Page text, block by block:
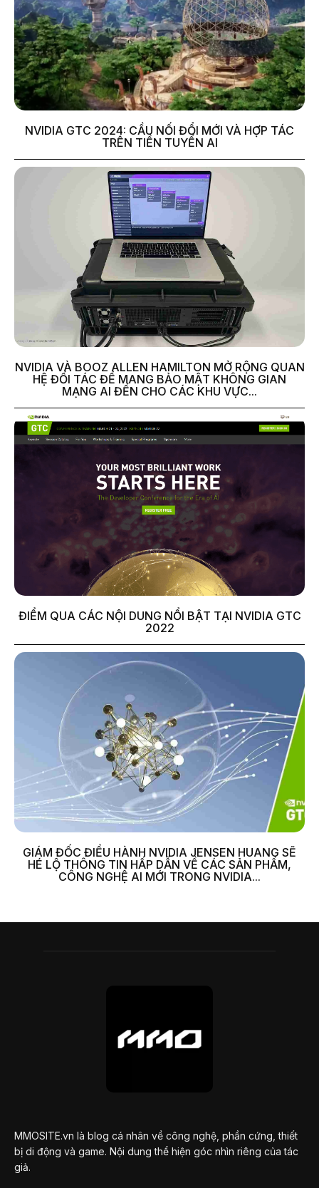
NVIDIA GTC 2024: CẦU NỐI ĐỔI MỚI VÀ HỢP TÁC
TRÊN TIỀN TUYẾN AI
NVIDIA VÀ BOOZ ALLEN HAMILTON MỞ RỘNG QUAN
HỆ ĐỐI TÁC ĐỂ MANG BẢO MẬT KHÔNG GIAN
MẠNG AI ĐẾN CHO CÁC KHU VỰC...
ĐIỂM QUA CÁC NỘI DUNG NỔI BẬT TẠI NVIDIA GTC
2022
GIÁM ĐỐC ĐIỀU HÀNH NVIDIA JENSEN HUANG SẼ
HÉ LỘ THÔNG TIN HẤP DẪN VỀ CÁC SẢN PHẨM,
CÔNG NGHỆ AI MỚI TRONG NVIDIA...
MMOSITE.vn là blog cá nhân về công nghệ, phần cứng, thiết
bị di động và game. Nội dung thể hiện góc nhìn riêng của tác
giả.